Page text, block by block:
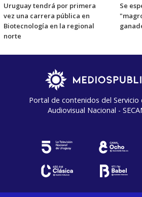
Uruguay tendrá por primera
vez una carrera pública en
Biotecnología en la regional
norte
Se
Portal de contenidos del Servicio
Audiovisual Nacional -